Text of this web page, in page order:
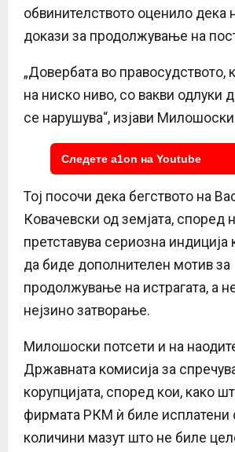
обвинителството оценило дека
докази за продолжување на
„Довербата во правосудството,
на ниско ниво, со вакви одлуки
се нарушува“, изјави
Следете a1on на Youtube
Тој посочи дека бегството на
Ковачевски од земјата, според
претставува сериозна индиција
да биде дополнителен мотив за
продолжување на истрагата, а
нејзино затворање.
Милошоски потсети и на
Државната комисија за
корупцијата, според кои, како
фирмата РКМ ѝ биле исплатени
количини мазут што не биле